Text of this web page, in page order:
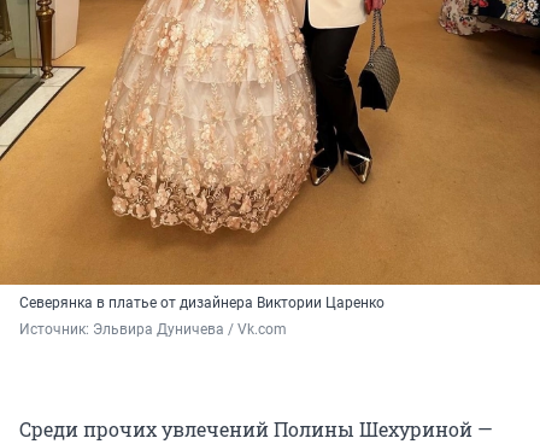
Северянка в платье от дизайнера Виктории Царенко
Источник: Эльвира Дуничева / Vk.com
Среди прочих увлечений Полины Шехуриной —